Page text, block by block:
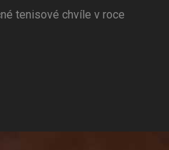
tenisové chvíle v roce